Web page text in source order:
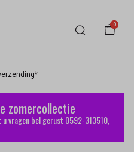
0
zomercollectie
u vragen bel gerust 0592-313510,